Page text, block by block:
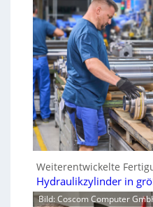
Weiterentwickelte
Hydraulikzylinder in
Bild: Coscom Computer